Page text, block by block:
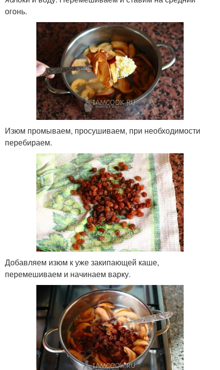
огонь.
Изюм промываем, просушиваем, при необходимости
перебираем.
Добавляем изюм к уже закипающей каше,
перемешиваем и начинаем варку.